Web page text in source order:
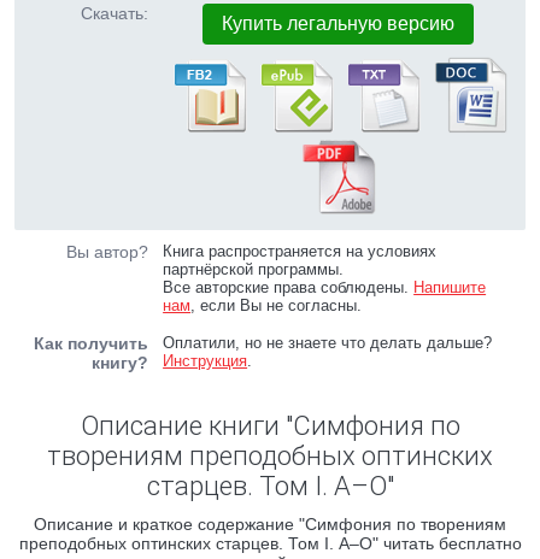
Скачать: Купить легальную версию
Вы автор?
Книга распространяется на условиях
партнёрской программы.
Все авторские права соблюдены. Напишите
нам, если Вы не согласны.
Как получить
книгу?
Оплатили, но не знаете что делать дальше?
Инструкция.
Описание книги "Симфония по
творениям преподобных оптинских
старцев. Том I. А–О"
Описание и краткое содержание "Симфония по творениям
преподобных оптинских старцев. Том I. А–О" читать бесплатно